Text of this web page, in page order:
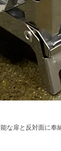
な扉と反対面に奉